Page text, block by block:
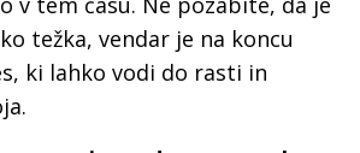
težka, vendar je na koncu
ki lahko vodi do rasti in